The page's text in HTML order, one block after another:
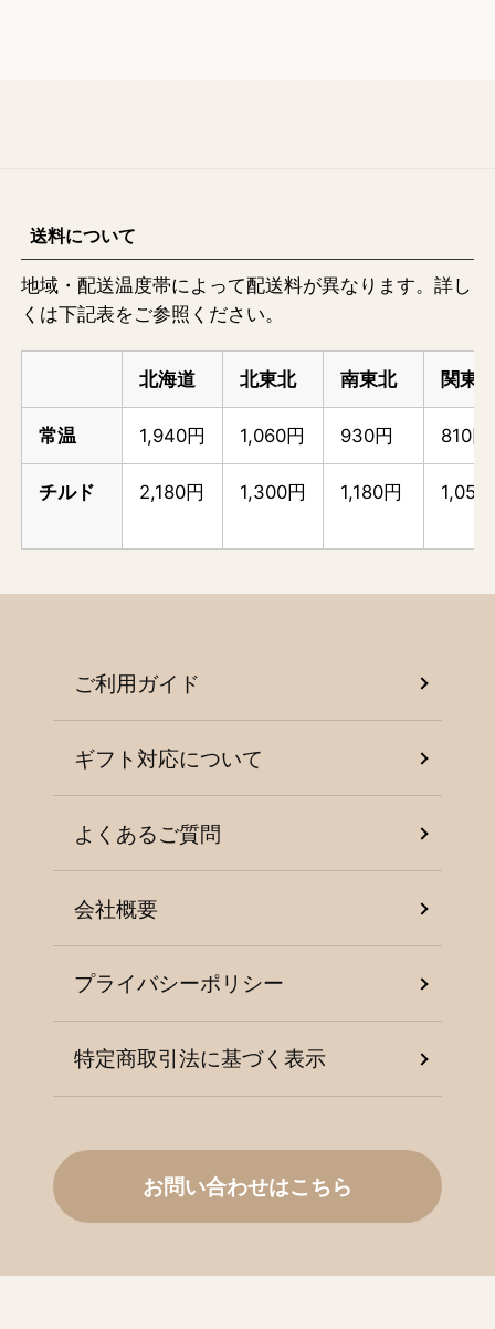
送料について
地域・配送温度帯によって配送料が異なります。詳し
くは下記表をご参照ください。
北海道 北東北 南東北 関東
常温 1,940円 1,060円 930円 810円
チルド 2,180円 1,300円 1,180円 1,050
ご利用ガイド
ギフト対応について
よくあるご質問
会社概要
プライバシーポリシー
特定商取引法に基づく表示
お問い合わせはこちら